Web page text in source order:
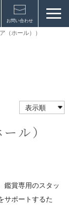
お問い合わせ
（ホール））
ル）
鑑賞専用のスタッ
サポートするた